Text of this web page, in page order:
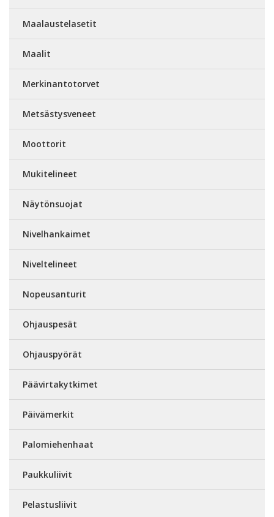
Maalaustelasetit
Maalit
Merkinantotorvet
Metsästysveneet
Moottorit
Mukitelineet
Näytönsuojat
Nivelhankaimet
Niveltelineet
Nopeusanturit
Ohjauspesät
Ohjauspyörät
Päävirtakytkimet
Päivämerkit
Palomiehenhaat
Paukkuliivit
Pelastusliivit